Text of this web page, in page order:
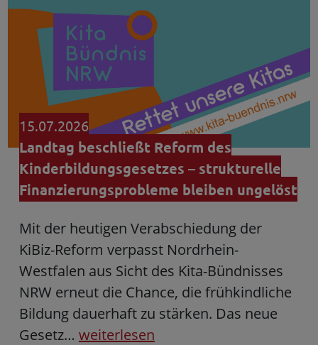
15.07.2026
Landtag beschließt Reform des
Kinderbildungsgesetzes – strukturelle
Finanzierungsprobleme bleiben ungelöst
Mit der heutigen Verabschiedung der
KiBiz-Reform verpasst Nordrhein-
Westfalen aus Sicht des Kita-Bündnisses
NRW erneut die Chance, die frühkindliche
Bildung dauerhaft zu stärken. Das neue
Gesetz… weiterlesen